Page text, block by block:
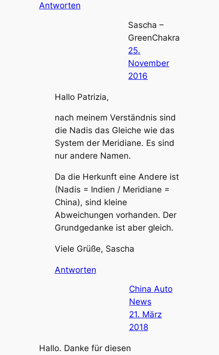
Antworten
Sascha –
GreenChakra
25.
November
2016
Hallo Patrizia,
nach meinem Verständnis sind
die Nadis das Gleiche wie das
System der Meridiane. Es sind
nur andere Namen.
Da die Herkunft eine Andere ist
(Nadis = Indien / Meridiane =
China), sind kleine
Abweichungen vorhanden. Der
Grundgedanke ist aber gleich.
Viele Grüße, Sascha
Antworten
China Auto
News
21. März
2018
Hallo. Danke für diesen